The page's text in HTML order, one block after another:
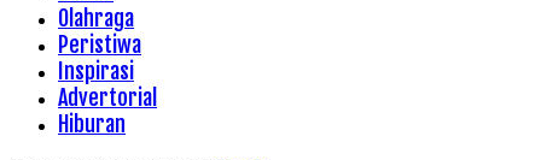
Olahraga
Peristiwa
Inspirasi
Advertorial
Hiburan